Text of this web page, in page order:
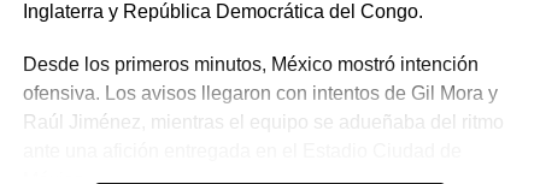
Inglaterra y República Democrática del Congo.
Desde los primeros minutos, México mostró intención
ofensiva. Los avisos llegaron con intentos de Gil Mora y
Raúl Jiménez, mientras el equipo se adueñaba del ritmo